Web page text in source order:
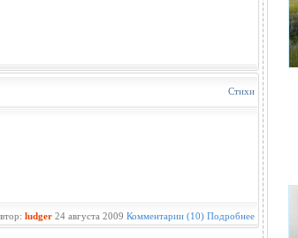
Стихи
ludger24 августа 2009 Комментарии (10) Подробнее